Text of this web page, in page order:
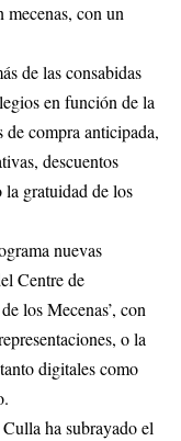
mecenas, con un
de las consabidas
en función de la
de compra anticipada,
descuentos
gratuidad de los
nuevas
Centre de
los Mecenas’, con
o la
digitales como
ha subrayado el